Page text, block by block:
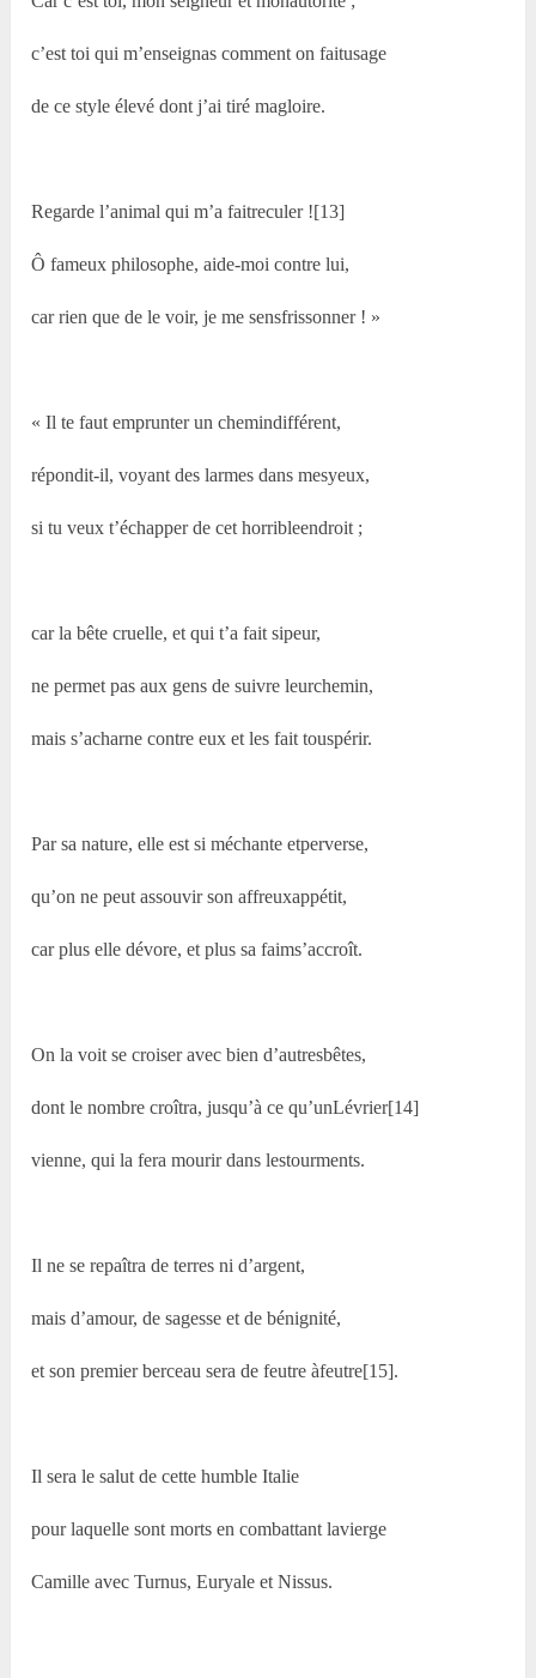
c’est toi qui m’enseignas comment on faitusage
de ce style élevé dont j’ai tiré magloire.
Regarde l’animal qui m’a faitreculer ![13]
Ô fameux philosophe, aide-moi contre lui,
car rien que de le voir, je me sensfrissonner ! »
« Il te faut emprunter un chemindifférent,
répondit-il, voyant des larmes dans mesyeux,
si tu veux t’échapper de cet horribleendroit ;
car la bête cruelle, et qui t’a fait sipeur,
ne permet pas aux gens de suivre leurchemin,
mais s’acharne contre eux et les fait touspérir.
Par sa nature, elle est si méchante etperverse,
qu’on ne peut assouvir son affreuxappétit,
car plus elle dévore, et plus sa faims’accroît.
On la voit se croiser avec bien d’autresbêtes,
dont le nombre croîtra, jusqu’à ce qu’unLévrier[14]
vienne, qui la fera mourir dans lestourments.
Il ne se repaîtra de terres ni d’argent,
mais d’amour, de sagesse et de bénignité,
et son premier berceau sera de feutre àfeutre[15].
Il sera le salut de cette humble Italie
pour laquelle sont morts en combattant lavierge
Camille avec Turnus, Euryale et Nissus.